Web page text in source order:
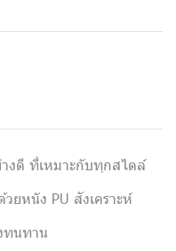
งดี ที่เหมาะกับทุกสไตล์
ยหนัง PU สังเคราะห์
ทนทาน